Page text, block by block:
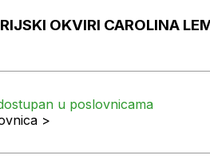
OKVIRI CAROLINA
u poslovnicama
>